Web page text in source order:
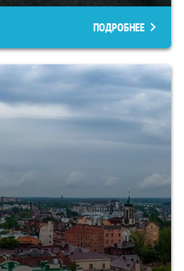
ПОДРОБНЕЕ